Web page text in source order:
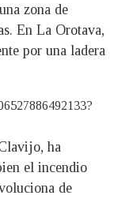
zona de
En La Orotava,
por una ladera
ha
el incendio
de